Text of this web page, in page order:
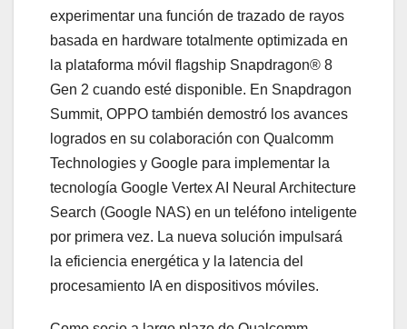
experimentar una función de trazado de rayos
basada en hardware totalmente optimizada en
la plataforma móvil flagship Snapdragon® 8
Gen 2 cuando esté disponible. En Snapdragon
Summit, OPPO también demostró los avances
logrados en su colaboración con Qualcomm
Technologies y Google para implementar la
tecnología Google Vertex AI Neural Architecture
Search (Google NAS) en un teléfono inteligente
por primera vez. La nueva solución impulsará
la eficiencia energética y la latencia del
procesamiento IA en dispositivos móviles.